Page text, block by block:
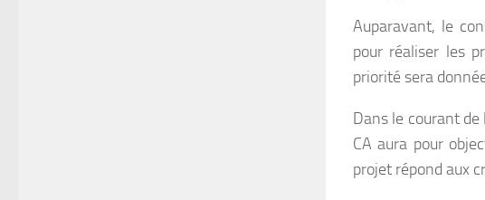
Auparavant, le
pour réaliser les
priorité sera
Dans le courant de
CA aura pour
projet répond aux